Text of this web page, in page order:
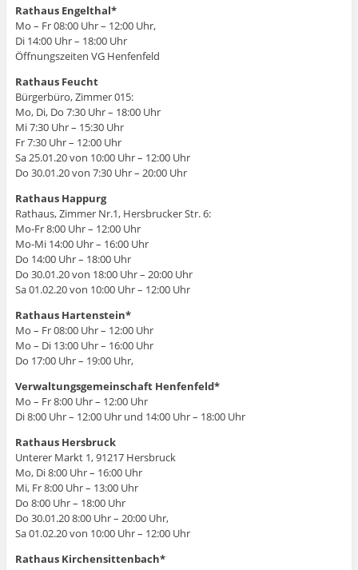
Rathaus Engelthal*
Mo – Fr 08:00 Uhr – 12:00 Uhr,
Di 14:00 Uhr – 18:00 Uhr
Öffnungszeiten VG Henfenfeld
Rathaus Feucht
Bürgerbüro, Zimmer 015:
Mo, Di, Do 7:30 Uhr – 18:00 Uhr
Mi 7:30 Uhr – 15:30 Uhr
Fr 7:30 Uhr – 12:00 Uhr
Sa 25.01.20 von 10:00 Uhr – 12:00 Uhr
Do 30.01.20 von 7:30 Uhr – 20:00 Uhr
Rathaus Happurg
Rathaus, Zimmer Nr.1, Hersbrucker Str. 6:
Mo-Fr 8:00 Uhr – 12:00 Uhr
Mo-Mi 14:00 Uhr – 16:00 Uhr
Do 14:00 Uhr – 18:00 Uhr
Do 30.01.20 von 18:00 Uhr – 20:00 Uhr
Sa 01.02.20 von 10:00 Uhr – 12:00 Uhr
Rathaus Hartenstein*
Mo – Fr 08:00 Uhr – 12:00 Uhr
Mo – Di 13:00 Uhr – 16:00 Uhr
Do 17:00 Uhr – 19:00 Uhr,
Verwaltungsgemeinschaft Henfenfeld*
Mo – Fr 8:00 Uhr – 12:00 Uhr
Di 8:00 Uhr – 12:00 Uhr und 14:00 Uhr – 18:00 Uhr
Rathaus Hersbruck
Unterer Markt 1, 91217 Hersbruck
Mo, Di 8:00 Uhr – 16:00 Uhr
Mi, Fr 8:00 Uhr – 13:00 Uhr
Do 8:00 Uhr – 18:00 Uhr
Do 30.01.20 8:00 Uhr – 20:00 Uhr,
Sa 01.02.20 von 10:00 Uhr – 12:00 Uhr
Rathaus Kirchensittenbach*